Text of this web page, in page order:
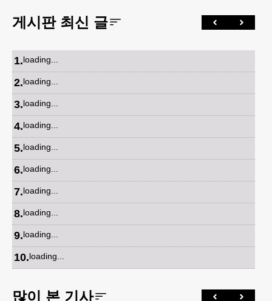
게시판 최신 글
1.loading...
2.loading...
3.loading...
4.loading...
5.loading...
6.loading...
7.loading...
8.loading...
9.loading...
10.loading...
많이 본 기사